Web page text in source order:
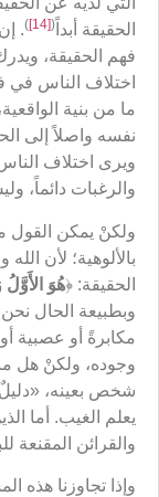
الحقيقة أبداً (
[14]
)
.
فهم الحقيقة،
اختلاف الناس في
ما من بنية
نفسه واصلاً إلى
ويرى اختلاف الناس
والرغبات دائماً،
ولكنْ يمكن القول
بالألوهية؛ لأن
الحقيقة: ﴿هُوَ الأَوَّلُ
وبطبيعة الحال
مكابرةً أو عصبية
وجوده، ولكنْ هل
شخص بعينه،
يعلم الغيب. أما
والقرائن المقنعة
وإذا تجاوزنا هذه